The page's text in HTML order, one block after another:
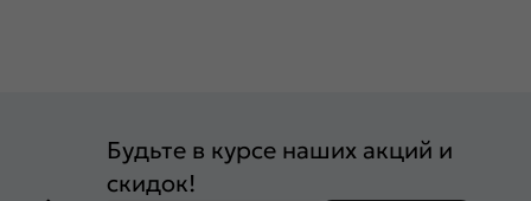
Будьте в курсе наших акций и
скидок!